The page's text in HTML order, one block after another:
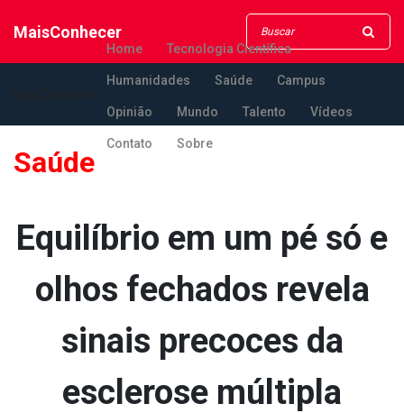
MaisConhecer
Home Tecnologia Científica
Humanidades Saúde Campus
Opinião Mundo Talento Vídeos
Contato Sobre
Saúde
Equilíbrio em um pé só e
olhos fechados revela
sinais precoces da
esclerose múltipla